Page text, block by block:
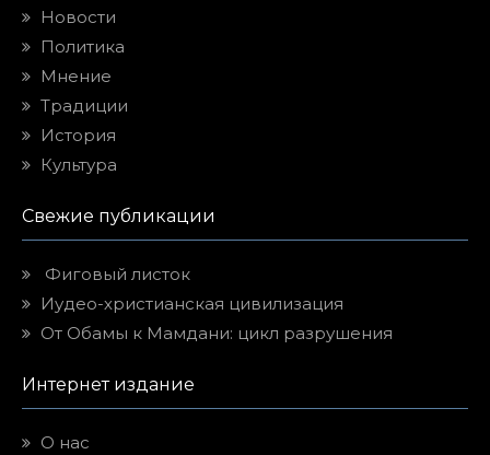
Новости
Политика
Мнение
Традиции
История
Культура
Свежие публикации
Фиговый листок
Иудео-христианская цивилизация
От Обамы к Мамдани: цикл разрушения
Интернет издание
О нас